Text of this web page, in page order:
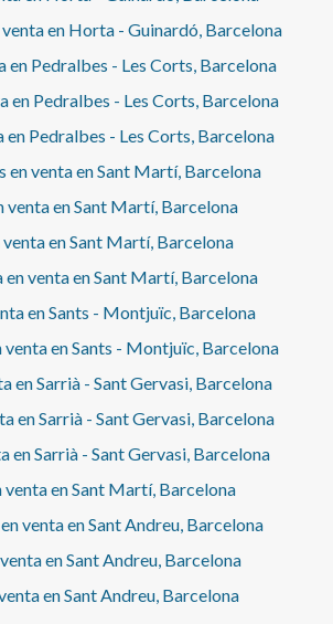
en Horta - Guinardó, Barcelona
en Pedralbes - Les Corts, Barcelona
en Pedralbes - Les Corts, Barcelona
en Pedralbes - Les Corts, Barcelona
en venta en Sant Martí, Barcelona
venta en Sant Martí, Barcelona
venta en Sant Martí, Barcelona
en venta en Sant Martí, Barcelona
en Sants - Montjuïc, Barcelona
venta en Sants - Montjuïc, Barcelona
en Sarrià - Sant Gervasi, Barcelona
en Sarrià - Sant Gervasi, Barcelona
en Sarrià - Sant Gervasi, Barcelona
venta en Sant Martí, Barcelona
venta en Sant Andreu, Barcelona
en Sant Andreu, Barcelona
en Sant Andreu, Barcelona